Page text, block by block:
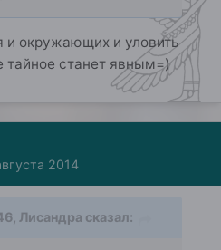
и окружающих и уловить
тайное станет явным=)
2014
Лисандра сказал: